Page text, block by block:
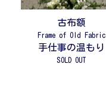
古布額
Frame of Old Fabric
手仕事の温もり
SOLD OUT